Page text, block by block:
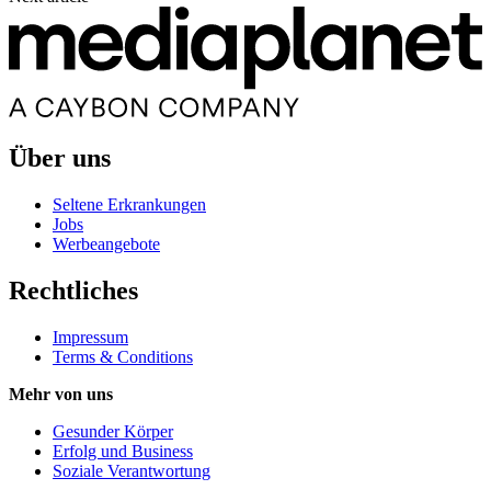
Über uns
Seltene Erkrankungen
Jobs
Werbeangebote
Rechtliches
Impressum
Terms & Conditions
Mehr von uns
Gesunder Körper
Erfolg und Business
Soziale Verantwortung